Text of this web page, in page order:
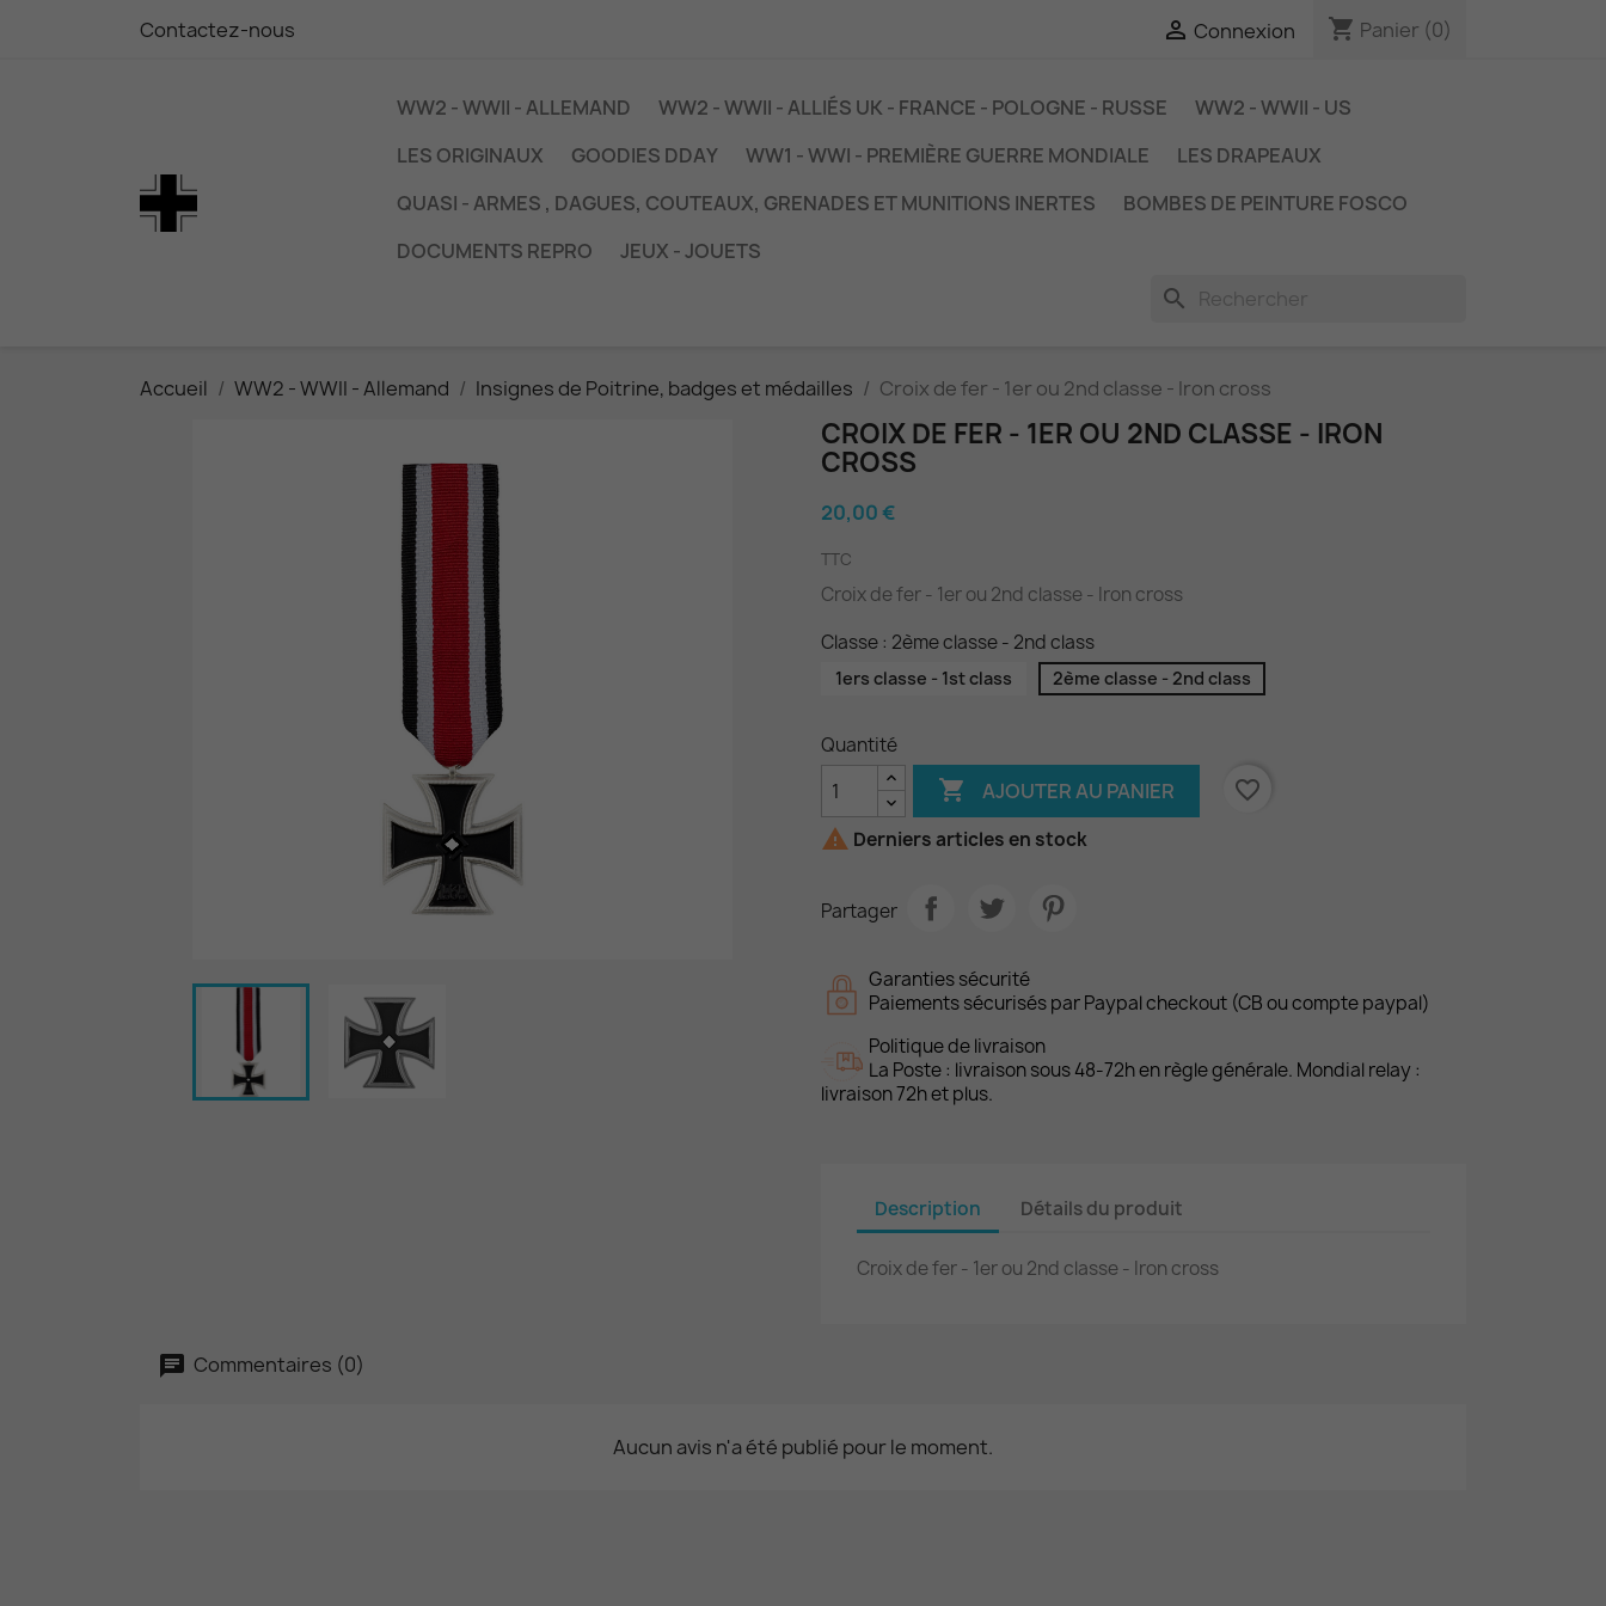
Contactez-nous  Connexion shopping_cart Panier (0)
WW2 - WWII - ALLEMAND WW2 - WWII - ALLIÉS UK - FRANCE - POLOGNE - RUSSE
WW2 - WWII - US
LES ORIGINAUX
GOODIES DDAY WW1 - WWI - PREMIÈRE GUERRE MONDIALE
LES DRAPEAUX
QUASI - ARMES , DAGUES, COUTEAUX, GRENADES ET MUNITIONS INERTES
BOMBES DE PEINTURE FOSCO
DOCUMENTS REPRO
JEUX - JOUETS
search
Accueil WW2 - WWII - Allemand Insignes de Poitrine, badges et médailles Croix de fer - 1er ou 2nd classe - Iron cross
CROIX DE FER - 1ER OU 2ND CLASSE - IRON
CROSS
20,00 €
TTC
Croix de fer - 1er ou 2nd classe - Iron cross
Classe : 2ème classe - 2nd class
1ers classe - 1st class 2ème classe - 2nd class
Quantité
 AJOUTER AU PANIER
favorite_border
 Derniers articles en stock
Partager
Garanties sécurité
Paiements sécurisés par Paypal checkout (CB ou compte paypal)
Politique de livraison
La Poste : livraison sous 48-72h en règle générale. Mondial relay :
livraison 72h et plus.
Description Détails du produit
Croix de fer - 1er ou 2nd classe - Iron cross
Commentaires (0)
Aucun avis n'a été publié pour le moment.